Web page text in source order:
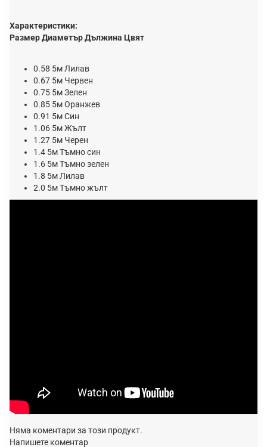
Характеристики:
РазмерДиаметърДължина Цвят
0.58 5м Лилав
0.67 5м Червен
0.75 5м Зелен
0.85 5м Оранжев
0.91 5м Син
1.06 5м Жълт
1.27 5м Черен
1.4 5м Тъмно син
1.6 5м Тъмно зелен
1.8 5м Лилав
2.0 5м Тъмно жълт
Няма коментари за този продукт.
Напишете коментар